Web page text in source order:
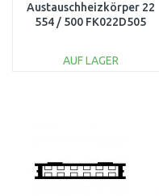
Austauschheizkörper 22
554 / 500 FK022D505
AUF LAGER